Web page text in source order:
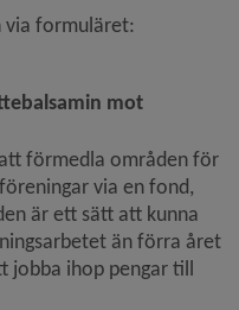
i nytt fönster.
mot
förmedla områden för
annan webbplats,
är ett sätt att kunna
än förra året
jobba ihop pengar till